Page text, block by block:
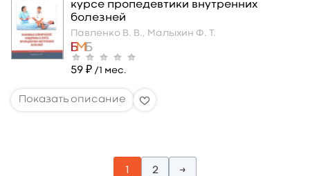
курсе пропедевтики внутренних
болезней
Павленко В. В., Малыхин Ф. Т.
59 ₽ /1 мес.
2 →